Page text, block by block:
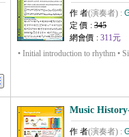
作 者(演奏者) :
定 價 : 345
網會價 : 311元
• Initial introduction to rhythm •
Music
作 者(演奏者) :